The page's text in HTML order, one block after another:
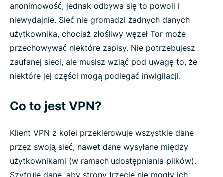
anonimowość, jednak odbywa się to powoli i
niewydajnie. Sieć nie gromadzi żadnych danych
użytkownika, chociaż złośliwy węzeł Tor może
przechowywać niektóre zapisy. Nie potrzebujesz
zaufanej sieci, ale musisz wziąć pod uwagę to, że
niektóre jej części mogą podlegać inwigilacji.
Co to jest VPN?
Klient VPN z kolei przekierowuje wszystkie dane
przez swoją sieć, nawet dane wysyłane między
użytkownikami (w ramach udostępniania plików).
Szyfruje dane, aby strony trzecie nie mogły ich